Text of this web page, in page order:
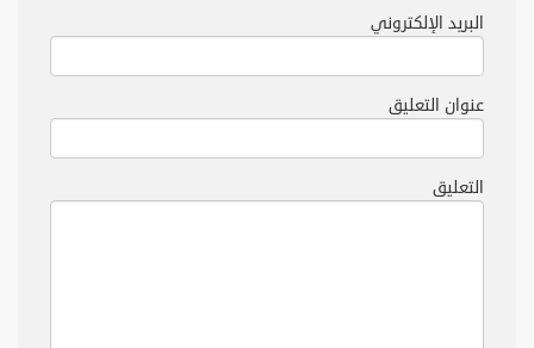
البريد الإلكتروني
عنوان التعليق
التعليق